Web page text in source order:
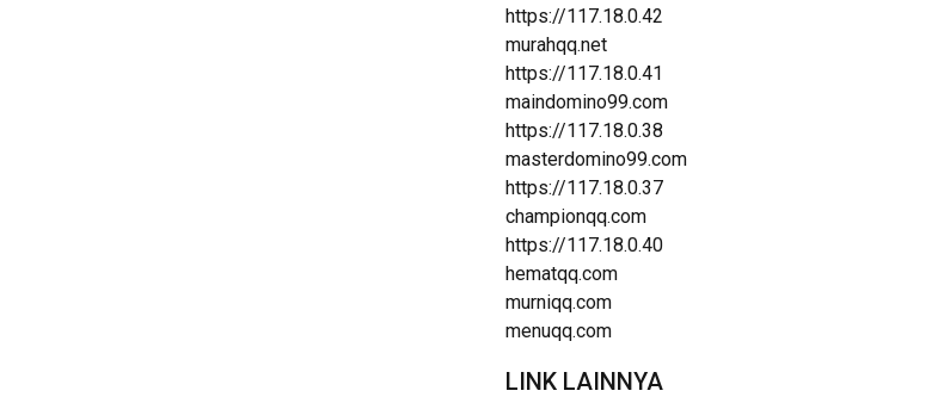
https://117.18.0.42
murahqq.net
https://117.18.0.41
maindomino99.com
https://117.18.0.38
masterdomino99.com
https://117.18.0.37
championqq.com
https://117.18.0.40
hematqq.com
murniqq.com
menuqq.com
LINK LAINNYA